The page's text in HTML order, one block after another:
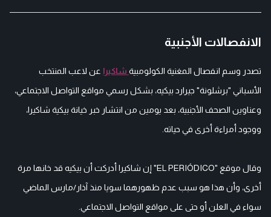
الانفصالات الأجنبية
تصدر وسم انفصال المغنية الكولومبية شاكيرا عن لاعب المنتخب
الأسباني "برشلونة" جيرارد بيكيه، بشكل رسمي مواقع التواصل الاجتماعي،
وعناوين الصحف الأجنبية، بعد يومين من انتشار خبر خيانة بيكية شاكيرا،
ووجود أمراءة أخرى في حياته.
وقال موقع "EL PERIÓDICO" إن شاكيرا أدركت أن بيكيه قد خانها مرة
أخرى، وأن هذا هو سبب عدم ظهورهما سويا منذ آذار/مارس الماضي
سواء في العلن أو حتى على مواقع التواصل الاجتماعي.